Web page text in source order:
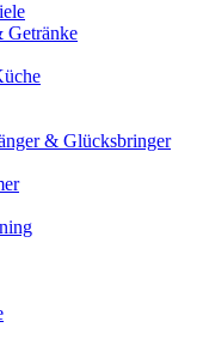
Getränke
& Glücksbringer